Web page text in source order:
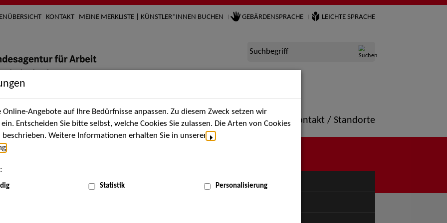
KONTAKT MEINE MERKLISTE | KÜNSTLER*INNEN BUCHEN GEBÄRDENSPRACHE LEICHTE SPRACHE
Suchbegriff
Künstler*innen Über uns Aktuelles Termine Portfolio Kontakt / Standorte
MENÜ
Angebote auf Ihre Bedürfnisse anpassen. Zu diesem Zweck setzen wir
Entscheiden Sie bitte selbst, welche Cookies Sie zulassen. Die Arten von Cookies
Weitere Informationen erhalten Sie in unserer
Statistik Personalisierung